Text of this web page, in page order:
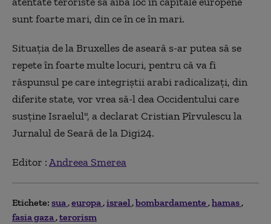
sunt foarte mari, din ce în ce în mari.
Situația de la Bruxelles de aseară s-ar putea să se
repete în foarte multe locuri, pentru că va fi
răspunsul pe care integriștii arabi radicalizați, din
diferite state, vor vrea să-l dea Occidentului care
susține Israelul", a declarat Cristian Pîrvulescu la
Jurnalul de Seară de la Digi24.
Editor :Andreea Smerea
Etichete: sua europa israel bombardamente hamas
fasia gaza terorism